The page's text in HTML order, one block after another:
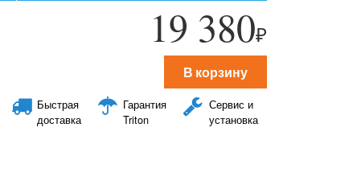
19 380₽
В корзину
Быстрая
доставка
Гарантия
Triton
Сервис и
установка